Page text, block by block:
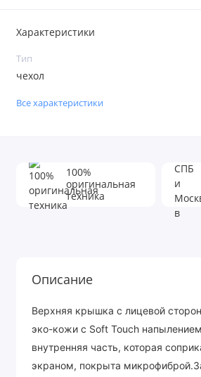
Характеристики
Тип
чехол
Все характеристики
100%
оригинальная
техника
Описание
Верхняя крышка с лицевой
эко-кожи с Soft Touch
внутренняя часть, которая
экраном, покрыта